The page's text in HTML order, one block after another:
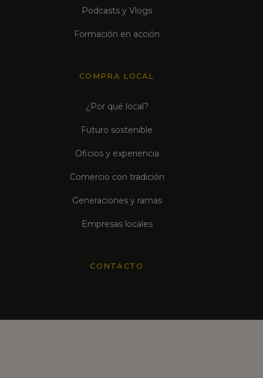
Podcasts y Vlogs
Formación en acción
COMPRA LOCAL
¿Por qué local?
Futuro sostenible
Oficios y experiencia
Comercio con tradición
Generaciones y ramas
Empresas locales
CONTACTO